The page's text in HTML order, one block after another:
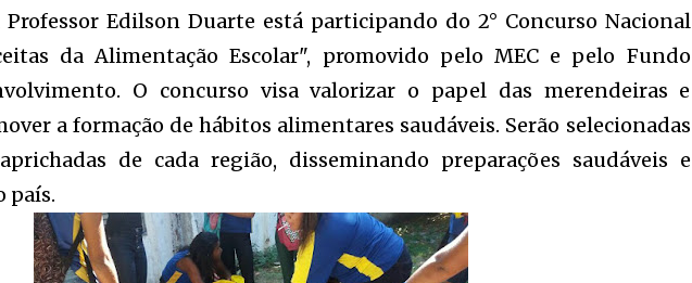
Edilson Duarte está participando do 2° Concurso Nacional
da Alimentação Escolar", promovido pelo MEC e pelo Fundo
O concurso visa valorizar o papel das merendeiras e
a formação de hábitos alimentares saudáveis. Serão selecionadas
de cada região, disseminando preparações saudáveis e
país.